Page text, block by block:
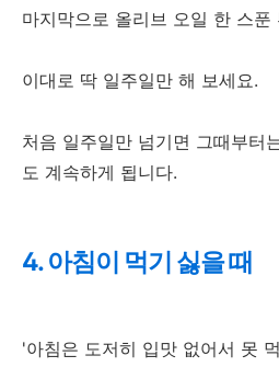
마지막으로 올리브 오일 한 스푼
이대로 딱 일주일만 해 보세요.
처음 일주일만 넘기면 그때부터
도 계속하게 됩니다.
4. 아침이 먹기 싫을 때
'아침은 도저히 입맛 없어서 못